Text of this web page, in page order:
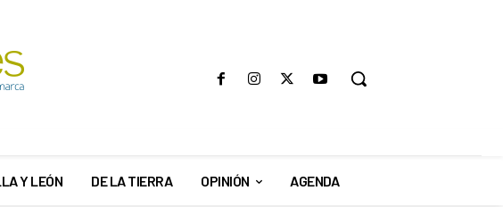
Y LEÓN DE LA TIERRA OPINIÓN AGENDA